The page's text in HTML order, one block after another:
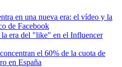
en una nueva era: el vídeo y la
de Facebook
era del "like" en el Influencer
el 60% de la cuota de
en España